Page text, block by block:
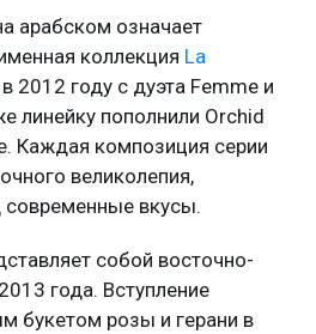
арабском означает
коллекция La
2012 году с дуэта Femme и
линейку пополнили Orchid
Каждая композиция серии
великолепия,
современные вкусы.
собой восточно-
года. Вступление
букетом розы и герани в